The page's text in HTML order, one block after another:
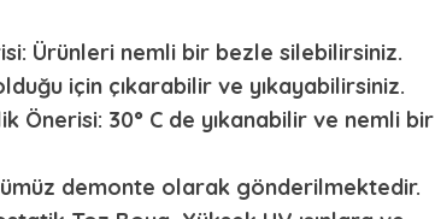
Ürünleri nemli bir bezle silebilirsiniz.
için çıkarabilir ve yıkayabilirsiniz.
Önerisi: 30° C de yıkanabilir ve nemli bir
demonte olarak gönderilmektedir.